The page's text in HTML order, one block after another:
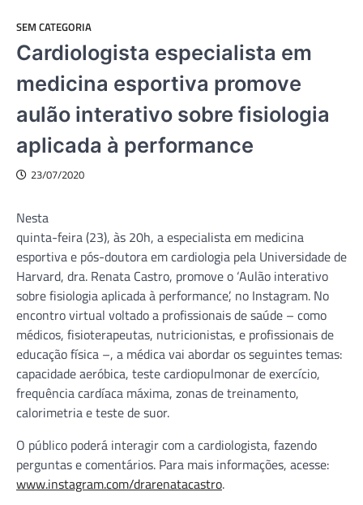
SEM CATEGORIA
Cardiologista especialista em
medicina esportiva promove
aulão interativo sobre fisiologia
aplicada à performance
23/07/2020
Nesta
quinta-feira (23), às 20h, a especialista em medicina
esportiva e pós-doutora em cardiologia pela Universidade de
Harvard, dra. Renata Castro, promove o ‘Aulão interativo
sobre fisiologia aplicada à performance’, no Instagram. No
encontro virtual voltado a profissionais de saúde – como
médicos, fisioterapeutas, nutricionistas, e profissionais de
educação física –, a médica vai abordar os seguintes temas:
capacidade aeróbica, teste cardiopulmonar de exercício,
frequência cardíaca máxima, zonas de treinamento,
calorimetria e teste de suor.
O público poderá interagir com a cardiologista, fazendo
perguntas e comentários. Para mais informações, acesse:
www.instagram.com/drarenatacastro.